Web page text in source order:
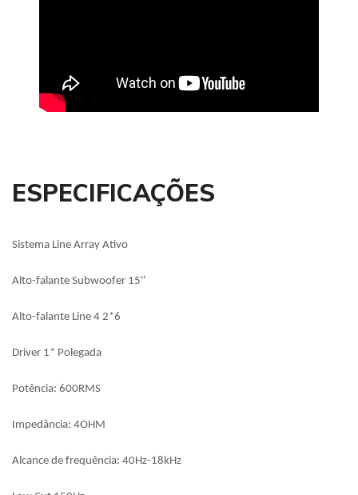
ESPECIFICAÇÕES
Sistema Line Array Ativo
Alto-falante Subwoofer 15'’
Alto-falante Line 4 2*6
Driver 1* Polegada
Potência: 600RMS
Impedância: 4OHM
Alcance de frequência: 40Hz-18kHz